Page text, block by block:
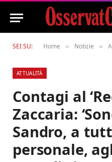
SEI SU: Home » Notizie »
ATTUALITÀ
Contagi al
Zaccaria:
Sandro, a
personale,